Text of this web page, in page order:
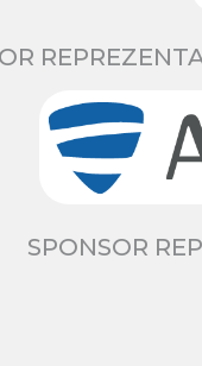
SPONSOR